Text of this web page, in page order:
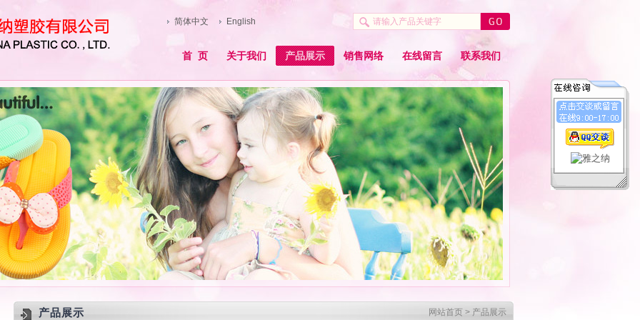
首 页 关于我们 产品展示 销售网络 在线留言 联系我们
简体中文 English
网站首页 > 产品展示
产品展示